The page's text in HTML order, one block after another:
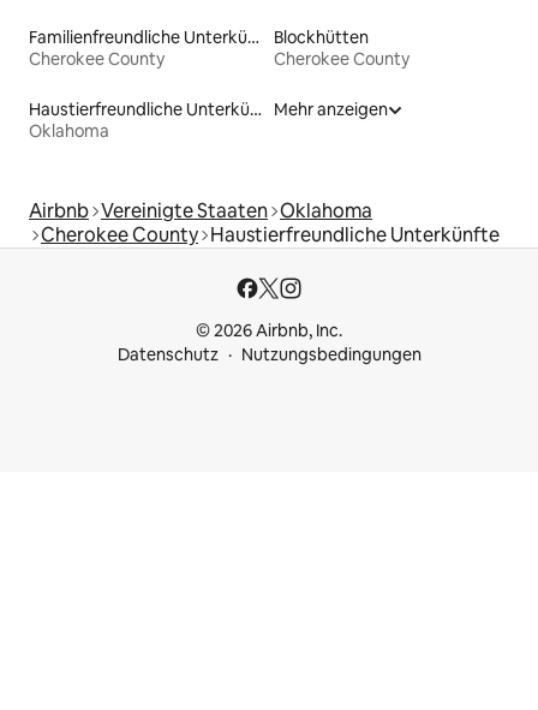
Familienfreundliche Unterkünfte
Cherokee County
Blockhütten
Cherokee County
Haustierfreundliche Unterkünfte
Oklahoma
Mehr anzeigen
Airbnb Vereinigte Staaten Oklahoma
Cherokee County Haustierfreundliche Unterkünfte
© 2026 Airbnb, Inc.
Datenschutz
Nutzungsbedingungen